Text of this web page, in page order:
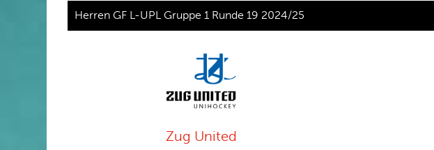
Herren GF L-UPL Gruppe 1 Runde 19 2024/25
Zug United